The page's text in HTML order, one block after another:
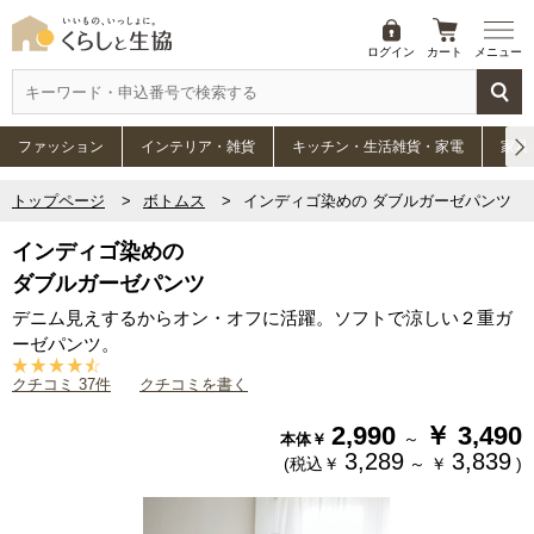
ログイン カート メニュー
ファッション インテリア・雑貨 キッチン・生活雑貨・家電 家具
トップページ ボトムス インディゴ染めの ダブルガーゼパンツ
インディゴ染めの
ダブルガーゼパンツ
デニム見えするからオン・オフに活躍。ソフトで涼しい２重ガ
ーゼパンツ。
クチコミ 37件 クチコミを書く
本体￥ 2,990 ～ ￥ 3,490
(税込￥ 3,289 ～ ￥ 3,839 )